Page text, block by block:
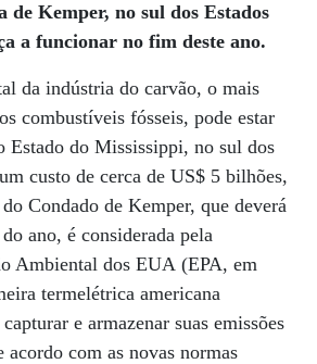
de Kemper, no sul dos Estados
a funcionar no fim deste ano.
da indústria do carvão, o mais
combustíveis fósseis, pode estar
Estado do Mississippi, no sul dos
custo de cerca de US$ 5 bilhões,
Condado de Kemper, que deverá
ano, é considerada pela
Ambiental dos EUA (EPA, em
termelétrica americana
e armazenar suas emissões
acordo com as novas normas